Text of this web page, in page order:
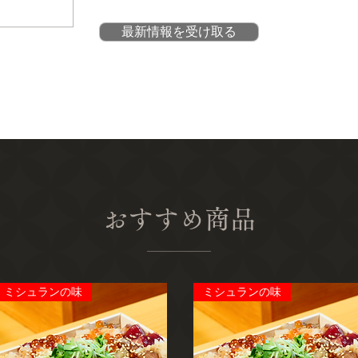
最新情報を受け取る
おすすめ商品
ミシュランの味 ミシュランの味